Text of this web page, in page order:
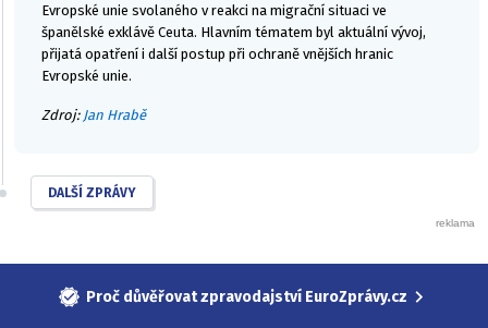
Evropské unie svolaného v reakci na migrační situaci ve
španělské exklávě Ceuta. Hlavním tématem byl aktuální vývoj,
přijatá opatření i další postup při ochraně vnějších hranic
Evropské unie.
Zdroj: Jan Hrabě
DALŠÍ ZPRÁVY
Proč důvěřovat zpravodajství EuroZprávy.cz